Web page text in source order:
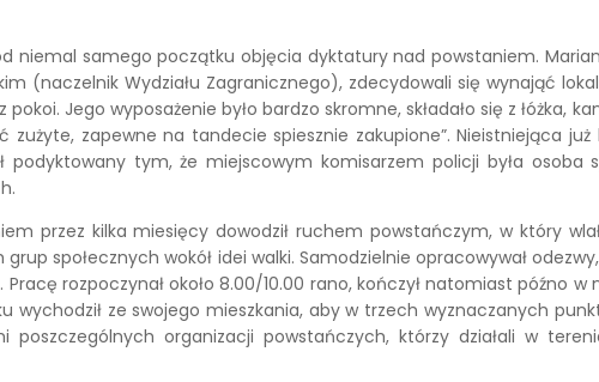
niemal samego początku objęcia dyktatury nad powstaniem.
(naczelnik Wydziału Zagranicznego), zdecydowali się wynająć
Jego wyposażenie było bardzo skromne, składało się z łóżka,
zużyte, zapewne na tandecie spiesznie zakupione”. Nieistniejąca
podyktowany tym, że miejscowym komisarzem policji była osoba
przez kilka miesięcy dowodził ruchem powstańczym, w który
społecznych wokół idei walki. Samodzielnie opracowywał
rozpoczynał około 8.00/10.00 rano, kończył natomiast późno
wychodził ze swojego mieszkania, aby w trzech wyznaczanych
poszczególnych organizacji powstańczych, którzy działali w